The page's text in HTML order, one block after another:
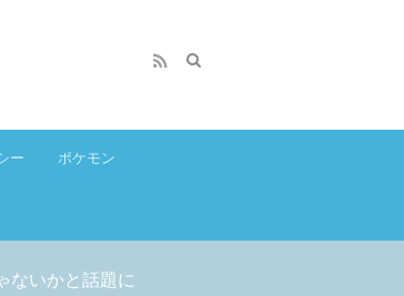
ー ポケモン
ないかと話題に